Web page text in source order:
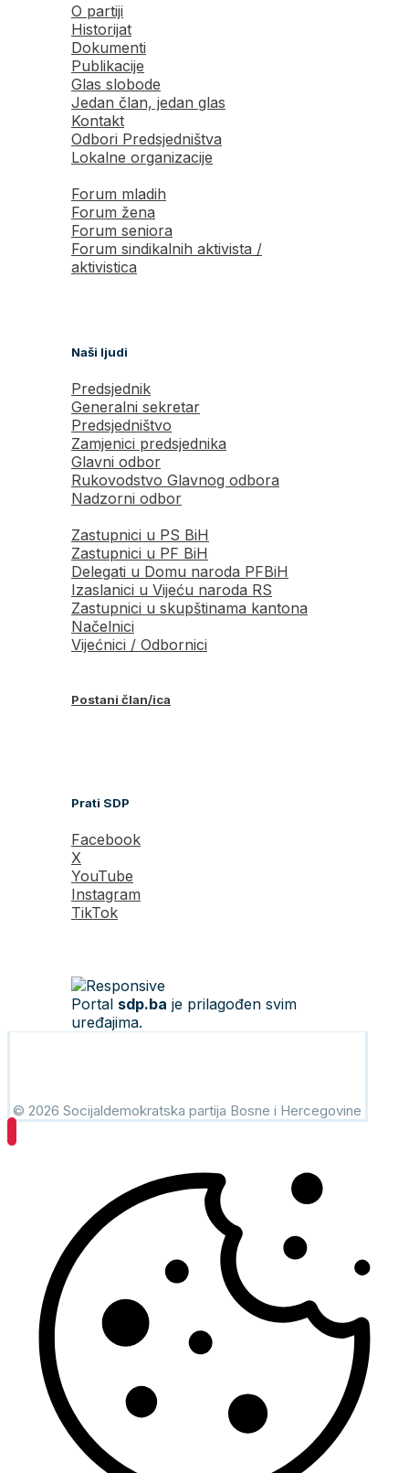
O partiji
Historijat
Dokumenti
Publikacije
Glas slobode
Jedan član, jedan glas
Kontakt
Odbori Predsjedništva
Lokalne organizacije
Forum mladih
Forum žena
Forum seniora
Forum sindikalnih aktivista /
aktivistica
Naši ljudi
Predsjednik
Generalni sekretar
Predsjedništvo
Zamjenici predsjednika
Glavni odbor
Rukovodstvo Glavnog odbora
Nadzorni odbor
Zastupnici u PS BiH
Zastupnici u PF BiH
Delegati u Domu naroda PFBiH
Izaslanici u Vijeću naroda RS
Zastupnici u skupštinama kantona
Načelnici
Vijećnici / Odbornici
Postani član/ica
Prati SDP
Facebook
X
YouTube
Instagram
TikTok
Portal sdp.ba je prilagođen svim
uređajima.
© 2026 Socijaldemokratska partija Bosne i Hercegovine